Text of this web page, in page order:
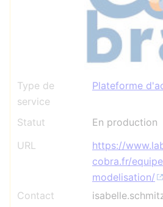
Type de
service
Plateforme
Statut
En production
URL
https://
cobra.fr/
modelisation/
Contact